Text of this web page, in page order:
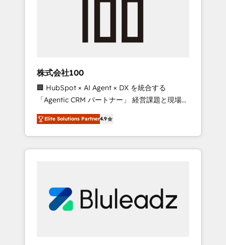
engine. We onboard your team, migrate your
from any legacy CRM. Zero downtime, full
data integrity. ➤ Implementation: Configure
HubSpot to run your revenue process. Sales,
marketing, and service wired together. ➤ AI
and Integrations: Layer Breeze AI, custom
agents, and APIs to remove manual work. ➤
Ongoing Management: Monthly tune-ups,
portal? We are built for the work.
株式会社100
🏢 HubSpot × AI Agent × DX を統合する
「Agentic CRM パートナー」 経営課題と現場業
務をつなぐAIネイティブ・エージェンシーとし
て、HubSpot Eliteの実装力で顧客フロント業務
を再設計します。 💡 100inc は何をする会社
か？ HubSpotを共通基盤に、AIエージェントを
部・グループ会社・部門が分立する組織で、デ
ータと業務プロセスのサイロ化を、CRMを軸と
Elite Solutions Partner4.9